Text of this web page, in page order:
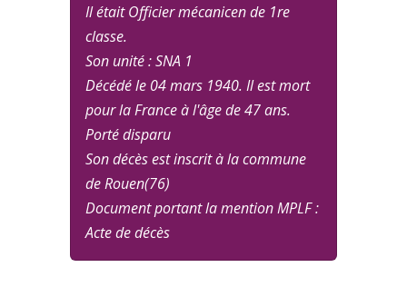
Il était Officier mécanicen de 1re
classe.
Son unité : SNA 1
Décédé le 04 mars 1940. Il est mort
pour la France à l'âge de 47 ans.
Porté disparu
Son décès est inscrit à la commune
de Rouen(76)
Document portant la mention MPLF :
Acte de décès